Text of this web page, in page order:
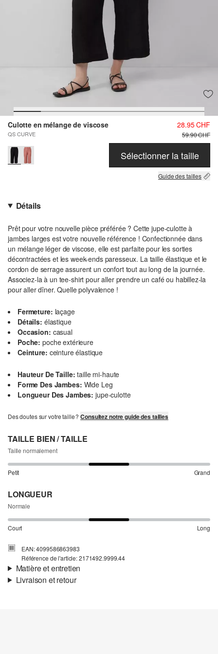
Culotte en mélange de viscose
QS CURVE
28.95 CHF
59.90 CHF
Sélectionner la taille
Guide des tailles
Détails
Prêt pour votre nouvelle pièce préférée ? Cette jupe-culotte à
jambes larges est votre nouvelle référence ! Confectionnée dans
un mélange léger de viscose, elle est parfaite pour les sorties
décontractées et les week-ends paresseux. La taille élastique et le
cordon de serrage assurent un confort tout au long de la journée.
Associez-la à un tee-shirt pour aller prendre un café ou habillez-la
pour aller dîner. Quelle polyvalence !
Fermeture: laçage
Détails: élastique
Occasion: casual
Poche: poche extérieure
Ceinture: ceinture élastique
Hauteur De Taille: taille mi-haute
Forme Des Jambes: Wide Leg
Longueur Des Jambes: jupe-culotte
Des doutes sur votre taille ?Consultez notre guide des tailles
TAILLE BIEN / TAILLE
Taille normalement
Petit Grand
LONGUEUR
Normale
Court Long
EAN: 4099586863983
Référence de l'article: 2171492.9999.44
Matière et entretien
Livraison et retour